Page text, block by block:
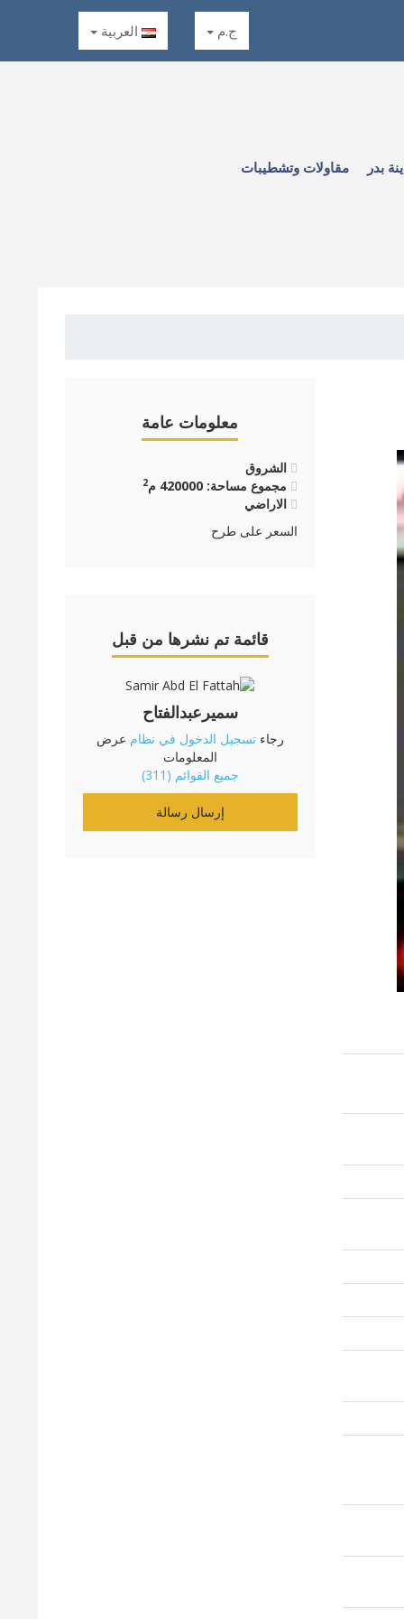
ج.م العربية
بدر مقاولات وتشطيبات
معلومات عامة
الشروق
مجموع مساحة: 420000 م
2
الاراضي
السعر على طرح
قائمة تم نشرها من قبل
سميرعبدالفتاح
رجاءتسجيل الدخول في نظام عرض
المعلومات
جميع القوائم (311)
إرسال رسالة